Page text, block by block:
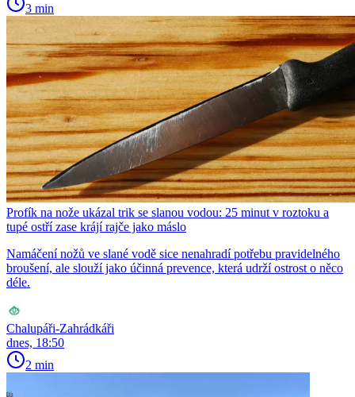
3 min
Profík na nože ukázal trik se slanou vodou: 25 minut v roztoku a
tupé ostří zase krájí rajče jako máslo
Namáčení nožů ve slané vodě sice nenahradí potřebu pravidelného
broušení, ale slouží jako účinná prevence, která udrží ostrost o něco
déle.
Chalupáři-Zahrádkáři
dnes, 18:50
2 min